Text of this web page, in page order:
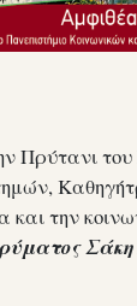
Πρύτανι
την